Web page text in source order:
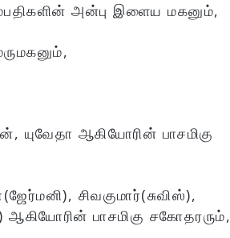
அன்பு இளைய மகனும்,
யுவேதா ஆகியோரின் பாசமிகு
சிவகுமார்(சுவிஸ்),
பாசமிகு சகோதரரும்,